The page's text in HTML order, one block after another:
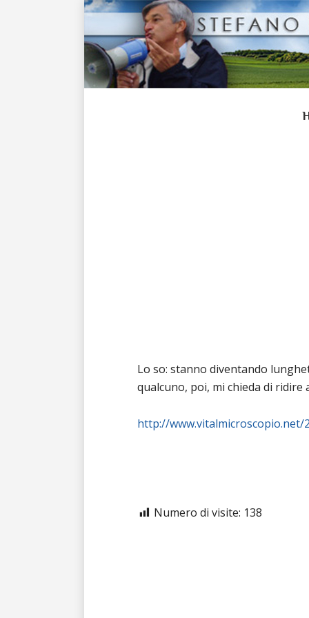
Lo so: stanno diventando
qualcuno, poi, mi chieda di
http://
Numero di visite: 138